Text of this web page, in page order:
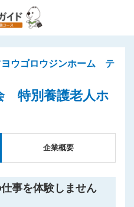
ウゴロウジンホーム テ
特別養護老人ホ
企業概要
事を体験しません